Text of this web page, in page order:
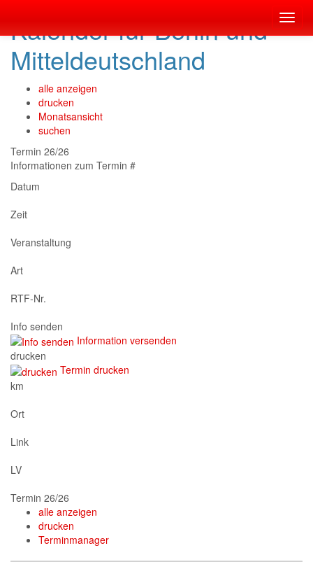
Kalender für Berlin und
Mitteldeutschland
alle anzeigen
drucken
Monatsansicht
suchen
Termin 26/26
Informationen zum Termin #
Datum
Zeit
Veranstaltung
Art
RTF-Nr.
Info senden
Information versenden
drucken
Termin drucken
km
Ort
Link
LV
Termin 26/26
alle anzeigen
drucken
Terminmanager